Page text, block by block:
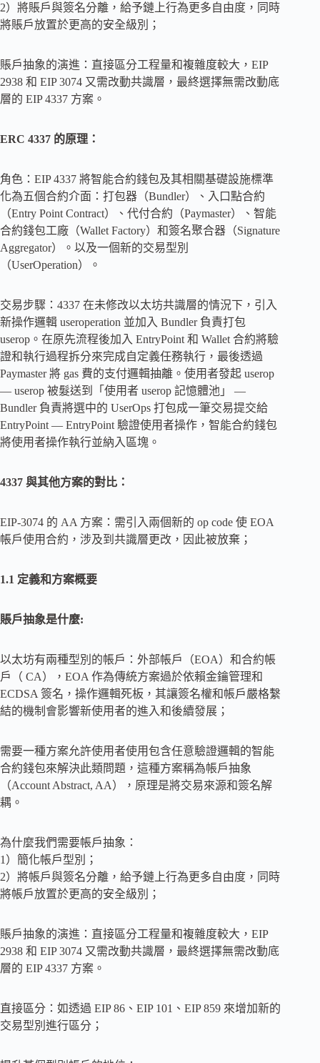
2）將賬戶與簽名分離，給予鏈上行為更多自由度，同時
將賬戶放置於更高的安全級別；
賬戶抽象的演進：直接區分工程量和複雜度較大，EIP
2938 和 EIP 3074 又需改動共識層，最終選擇無需改動底
層的 EIP 4337 方案。
ERC 4337 的原理：
角色：EIP 4337 將智能合約錢包及其相關基礎設施標準
化為五個合約介面：打包器（Bundler）、入口點合約
（Entry Point Contract）、代付合約（Paymaster）、智能
合約錢包工廠（Wallet Factory）和簽名聚合器（Signature
Aggregator）。以及一個新的交易型別
（UserOperation）。
交易步驟：4337 在未修改以太坊共識層的情況下，引入
新操作邏輯 useroperation 並加入 Bundler 負責打包
userop。在原先流程後加入 EntryPoint 和 Wallet 合約將驗
證和執行過程拆分來完成自定義任務執行，最後透過
Paymaster 將 gas 費的支付邏輯抽離。使用者發起 userop
— userop 被髮送到「使用者 userop 記憶體池」 —
Bundler 負責將選中的 UserOps 打包成一筆交易提交給
EntryPoint — EntryPoint 驗證使用者操作，智能合約錢包
將使用者操作執行並納入區塊。
4337 與其他方案的對比：
EIP-3074 的 AA 方案：需引入兩個新的 op code 使 EOA
帳戶使用合約，涉及到共識層更改，因此被放棄；
1.1 定義和方案概要
賬戶抽象是什麼:
以太坊有兩種型別的帳戶：外部帳戶（EOA）和合約帳
戶（ CA），EOA 作為傳統方案過於依賴金鑰管理和
ECDSA 簽名，操作邏輯死板，其讓簽名權和帳戶嚴格繫
結的機制會影響新使用者的進入和後續發展；
需要一種方案允許使用者使用包含任意驗證邏輯的智能
合約錢包來解決此類問題，這種方案稱為帳戶抽象
（Account Abstract, AA），原理是將交易來源和簽名解
耦。
為什麼我們需要帳戶抽象：
1）簡化帳戶型別；
2）將帳戶與簽名分離，給予鏈上行為更多自由度，同時
將帳戶放置於更高的安全級別；
賬戶抽象的演進：直接區分工程量和複雜度較大，EIP
2938 和 EIP 3074 又需改動共識層，最終選擇無需改動底
層的 EIP 4337 方案。
直接區分：如透過 EIP 86、EIP 101、EIP 859 來增加新的
交易型別進行區分；